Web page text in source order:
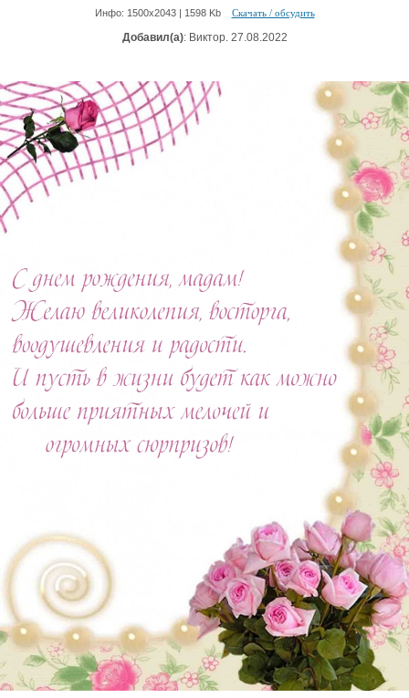
Инфо: 1500х2043 | 1598 Kb Скачать / обсудить
Добавил(а): Виктор. 27.08.2022